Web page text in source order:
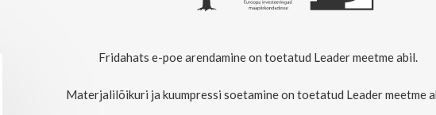
Fridahats e-poe arendamine on toetatud Leader meetme abil.
Materjalilõikuri ja kuumpressi soetamine on toetatud Leader meetme